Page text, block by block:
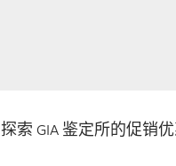
探索 GIA 鉴定所的促销